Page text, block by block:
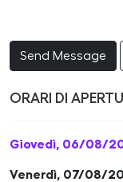
Send Message
ORARI DI
Giovedì, 06/08/
Venerdì, 07/08/